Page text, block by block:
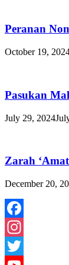
Peranan
October 19,
Pasukan
July 29, 2024
Zarah
December 20,
Facebook
Instagram